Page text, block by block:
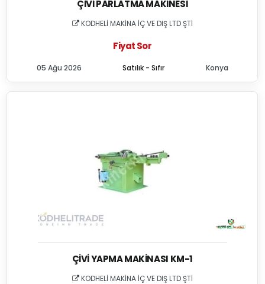
ÇIVI PARLATMA MAKINESI
KODHELİ MAKİNA İÇ VE DIŞ LTD ŞTİ
Fiyat Sor
Satılık - Sıfır
05 Ağu 2026 Konya
ÇIVI YAPMA MAKINASI KM-1
KODHELİ MAKİNA İÇ VE DIŞ LTD ŞTİ